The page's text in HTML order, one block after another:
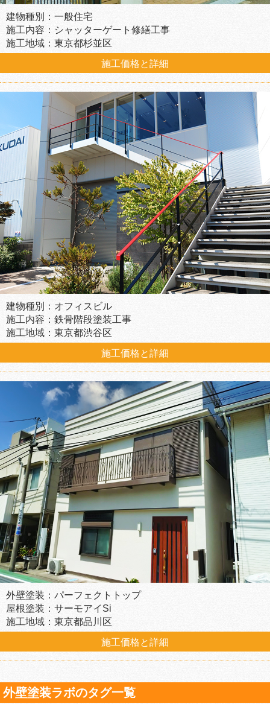
建物種別：一般住宅
施工内容：シャッターゲート修繕工事
施工地域：東京都杉並区
施工価格と詳細
建物種別：オフィスビル
施工内容：鉄骨階段塗装工事
施工地域：東京都渋谷区
施工価格と詳細
外壁塗装：パーフェクトトップ
屋根塗装：サーモアイSi
施工地域：東京都品川区
施工価格と詳細
外壁塗装ラボのタグ一覧